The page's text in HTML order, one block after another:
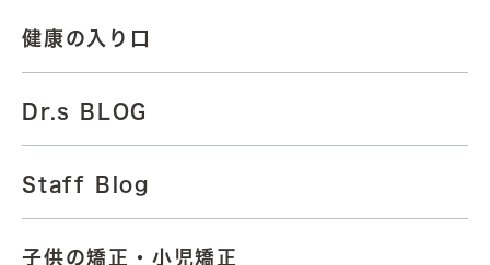
健康の入り口
Dr.s BLOG
Staff Blog
子供の矯正・小児矯正